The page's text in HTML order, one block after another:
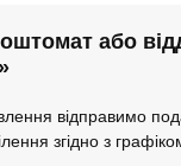
або
відправимо
згідно з